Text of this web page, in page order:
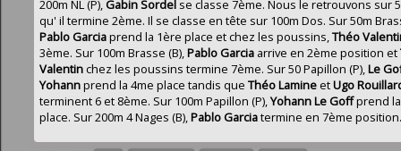
200m NL (P),Gabin Sordel se classe 7ème. Nous le retrouvons sur
qu' il termine 2ème. Il se classe en tête sur 100m Dos. Sur 50m
Pablo Garciaprend la 1ère place et chez les poussins,Théo
3ème. Sur 100m Brasse (B),Pablo Garcia arrive en 2ème position et
Valentinchez les poussins termine 7ème. Sur 50 Papillon (P),Le
Yohannprend la 4me place tandis que Théo LamineetUgo
terminent 6 et 8ème. Sur 100m Papillon (P),Yohann Le Goffprend
place. Sur 200m 4 Nages (B),Pablo Garciatermine en 7ème position.